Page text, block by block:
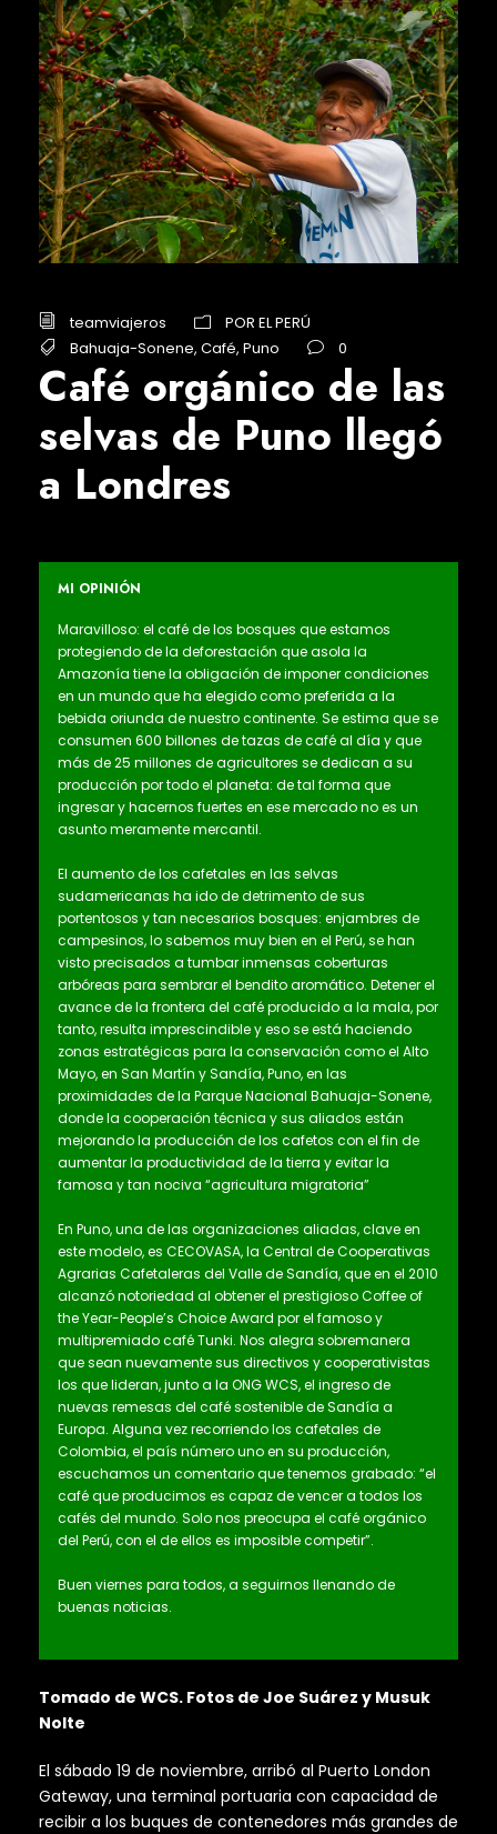
teamviajeros
POR EL PERÚ
Bahuaja-Sonene, Café, Puno 0
Café orgánico de las
selvas de Puno llegó
a Londres
MI OPINIÓN
Maravilloso: el café de los bosques que estamos
protegiendo de la deforestación que asola la
Amazonía tiene la obligación de imponer condiciones
en un mundo que ha elegido como preferida a la
bebida oriunda de nuestro continente. Se estima que se
consumen 600 billones de tazas de café al día y que
más de 25 millones de agricultores se dedican a su
producción por todo el planeta: de tal forma que
ingresar y hacernos fuertes en ese mercado no es un
asunto meramente mercantil.
El aumento de los cafetales en las selvas
sudamericanas ha ido de detrimento de sus
portentosos y tan necesarios bosques: enjambres de
campesinos, lo sabemos muy bien en el Perú, se han
visto precisados a tumbar inmensas coberturas
arbóreas para sembrar el bendito aromático. Detener el
avance de la frontera del café producido a la mala, por
tanto, resulta imprescindible y eso se está haciendo
zonas estratégicas para la conservación como el Alto
Mayo, en San Martín y Sandía, Puno, en las
proximidades de la Parque Nacional Bahuaja-Sonene,
donde la cooperación técnica y sus aliados están
mejorando la producción de los cafetos con el fin de
aumentar la productividad de la tierra y evitar la
famosa y tan nociva “agricultura migratoria”
En Puno, una de las organizaciones aliadas, clave en
este modelo, es CECOVASA, la Central de Cooperativas
Agrarias Cafetaleras del Valle de Sandía, que en el 2010
alcanzó notoriedad al obtener el prestigioso Coffee of
the Year-People’s Choice Award por el famoso y
multipremiado café Tunki. Nos alegra sobremanera
que sean nuevamente sus directivos y cooperativistas
los que lideran, junto a la ONG WCS, el ingreso de
nuevas remesas del café sostenible de Sandía a
Europa. Alguna vez recorriendo los cafetales de
Colombia, el país número uno en su producción,
escuchamos un comentario que tenemos grabado: “el
café que producimos es capaz de vencer a todos los
cafés del mundo. Solo nos preocupa el café orgánico
del Perú, con el de ellos es imposible competir”.
Buen viernes para todos, a seguirnos llenando de
buenas noticias.
Tomado de WCS. Fotos de Joe Suárez y Musuk
Nolte
El sábado 19 de noviembre, arribó al Puerto London
Gateway, una terminal portuaria con capacidad de
recibir a los buques de contenedores más grandes de